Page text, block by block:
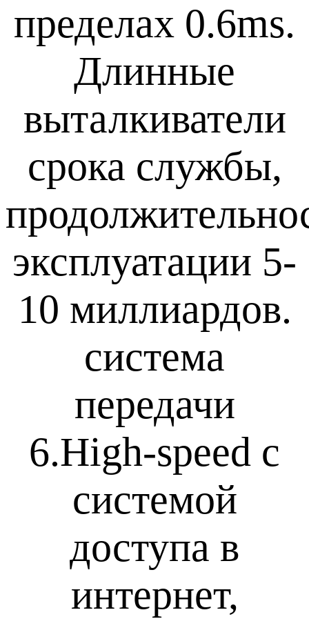
пределах 0.6ms.
Длинные
выталкиватели
срока службы,
эксплуатации 5-
10 миллиардов.
система
передачи
6.High-speed с
системой
доступа в
интернет,